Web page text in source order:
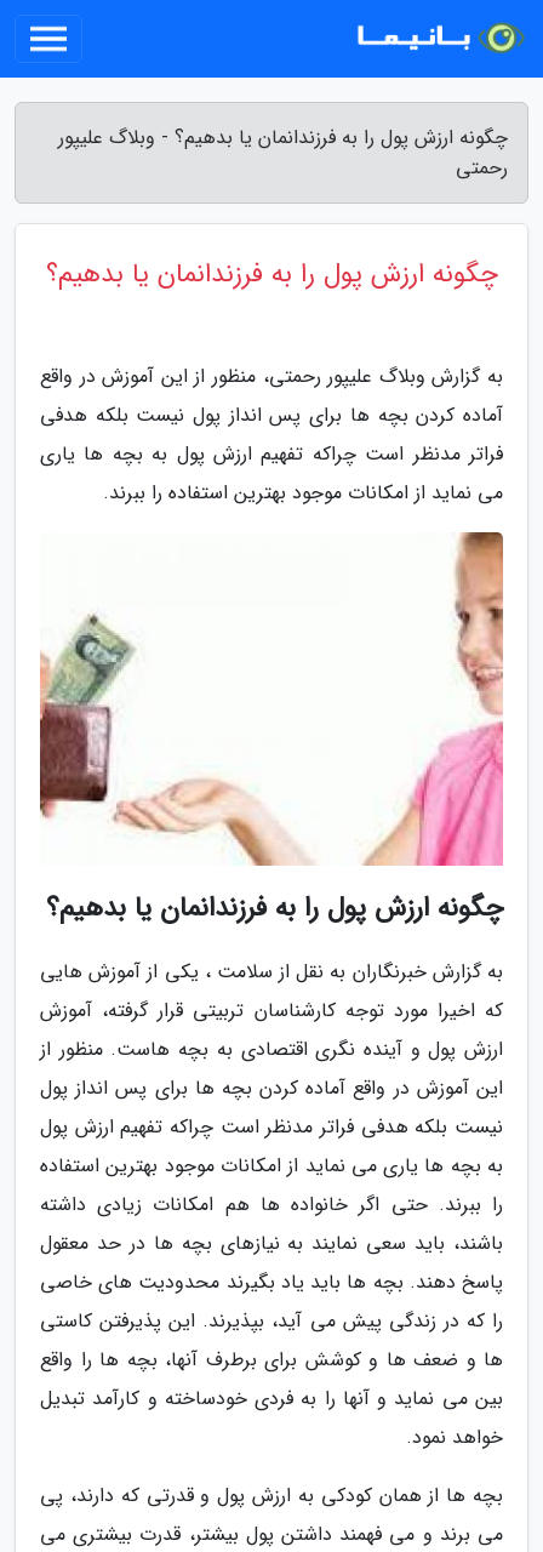
چگونه ارزش پول را به فرزندانمان یا بدهیم؟ - وبلاگ علیپور
رحمتی
چگونه ارزش پول را به فرزندانمان یا بدهیم؟
به گزارش وبلاگ علیپور رحمتی، منظور از این آموزش در واقع
آماده کردن بچه ها برای پس انداز پول نیست بلکه هدفی
فراتر مدنظر است چراکه تفهیم ارزش پول به بچه ها یاری
می نماید از امکانات موجود بهترین استفاده را ببرند.
چگونه ارزش پول را به فرزندانمان یا بدهیم؟
به گزارش خبرنگاران به نقل از سلامت ، یکی از آموزش هایی
که اخیرا مورد توجه کارشناسان تربیتی قرار گرفته، آموزش
ارزش پول و آینده نگری اقتصادی به بچه هاست. منظور از
این آموزش در واقع آماده کردن بچه ها برای پس انداز پول
نیست بلکه هدفی فراتر مدنظر است چراکه تفهیم ارزش پول
به بچه ها یاری می نماید از امکانات موجود بهترین استفاده
را ببرند. حتی اگر خانواده ها هم امکانات زیادی داشته
باشند، باید سعی نمایند به نیازهای بچه ها در حد معقول
پاسخ دهند. بچه ها باید یاد بگیرند محدودیت های خاصی
را که در زندگی پیش می آید، بپذیرند. این پذیرفتن کاستی
ها و ضعف ها و کوشش برای برطرف آنها، بچه ها را واقع
بین می نماید و آنها را به فردی خودساخته و کارآمد تبدیل
خواهد نمود.
بچه ها از همان کودکی به ارزش پول و قدرتی که دارند، پی
می برند و می فهمند داشتن پول بیشتر، قدرت بیشتری می